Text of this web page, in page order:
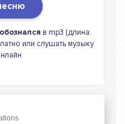
в mp3 (длина:
или слушать музыку